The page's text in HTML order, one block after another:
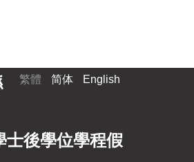
繁體 简体 English
士後學位學程假